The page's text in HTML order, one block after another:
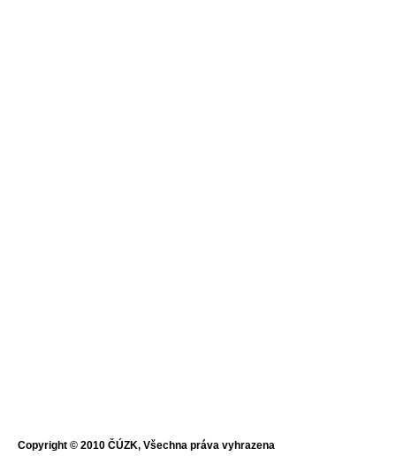
Copyright © 2010 ČÚZK, Všechna práva vyhrazena